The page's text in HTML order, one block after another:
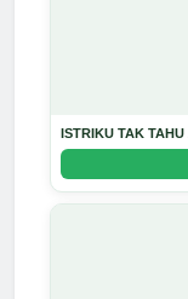
ISTRIKU TAK